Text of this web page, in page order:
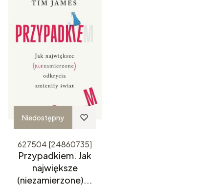
Niedostępny
627504 [24860735]
Przypadkiem. Jak
największe
(niezamierzone)...